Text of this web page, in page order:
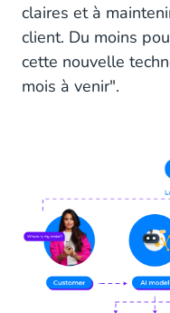
claires et à
client. Du moins
cette nouvelle
mois à venir".